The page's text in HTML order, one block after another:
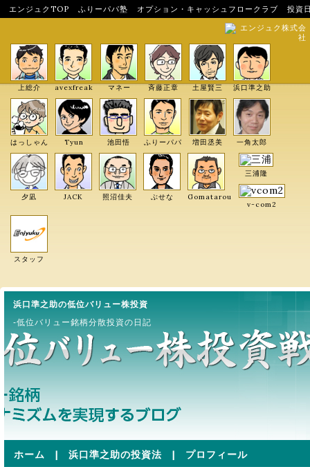
エンジュクTOP ふりーパパ塾 オプション・キャッシュフロークラブ
投資
エンジュク株式会
社
上総介 avexfreak マネー 斉藤正章 土屋賢三 浜口準之助
はっしゃん Tyun 池田悟 ふりーパパ 増田丞美 一角太郎
夕凪 JACK 照沼佳夫 ぶせな Gomatarou
三浦隆
v-com2
スタッフ
浜口準之助の低位バリュー株投資
-低位バリュー銘柄分散投資の日記
ホーム | 浜口準之助の投資法 | プロフィール